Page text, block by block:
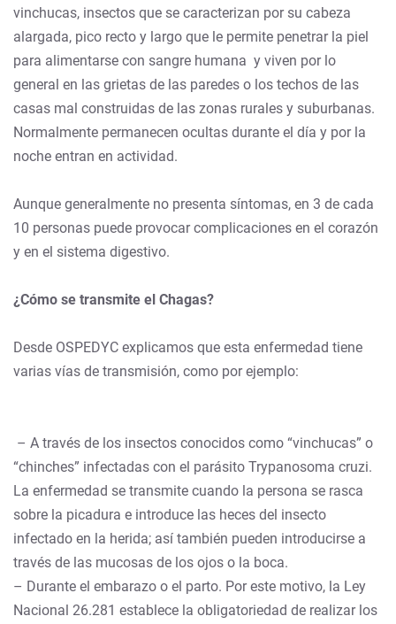
vinchucas, insectos que se caracterizan por su cabeza
alargada, pico recto y largo que le permite penetrar la piel
para alimentarse con sangre humana y viven por lo
general en las grietas de las paredes o los techos de las
casas mal construidas de las zonas rurales y suburbanas.
Normalmente permanecen ocultas durante el día y por la
noche entran en actividad.
Aunque generalmente no presenta síntomas, en 3 de cada
10 personas puede provocar complicaciones en el corazón
y en el sistema digestivo.
¿Cómo se transmite el Chagas?
Desde OSPEDYC explicamos que esta enfermedad tiene
varias vías de transmisión, como por ejemplo:
– A través de los insectos conocidos como “vinchucas” o
“chinches” infectadas con el parásito Trypanosoma cruzi.
La enfermedad se transmite cuando la persona se rasca
sobre la picadura e introduce las heces del insecto
infectado en la herida; así también pueden introducirse a
través de las mucosas de los ojos o la boca.
– Durante el embarazo o el parto. Por este motivo, la Ley
Nacional 26.281 establece la obligatoriedad de realizar los